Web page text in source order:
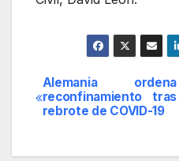
Navegación
de
Alemania ordena
reconfinamiento tras
rebrote de COVID-19